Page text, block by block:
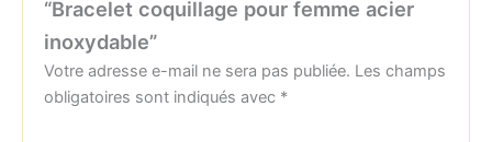
“Bracelet coquillage pour femme acier
inoxydable”
Votre adresse e-mail ne sera pas publiée. Les champs
obligatoires sont indiqués avec *